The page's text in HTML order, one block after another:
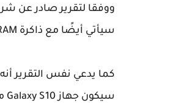
سيأتي أيضًا مع ذاكرة RAM بسعة أكبر تصل إلى 12 غيغابايت.
كما يدعي نفس التقرير أنه سيتم
سيكون جهاز Galaxy S10 متوفرًا في الإصدارات البيضاء والسوداء والأصفر والأخضر ،